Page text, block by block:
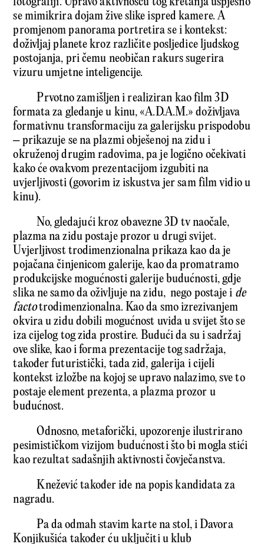
se mimikrira dojam žive slike ispred kamere. A
promjenom panorama portretira se i kontekst:
doživljaj planete kroz različite posljedice ljudskog
postojanja, pri čemu neobičan rakurs sugerira
vizuru umjetne inteligencije.
Prvotno zamišljen i realiziran kao film 3D
formata za gledanje u kinu, «A.D.A.M.» doživljava
formativnu transformaciju za galerijsku prispodobu
– prikazuje se na plazmi obješenoj na zidu i
okruženoj drugim radovima, pa je logično očekivati
kako će ovakvom prezentacijom izgubiti na
uvjerljivosti (govorim iz iskustva jer sam film vidio u
kinu).
No, gledajući kroz obavezne 3D tv naočale,
plazma na zidu postaje prozor u drugi svijet.
Uvjerljivost trodimenzionalna prikaza kao da je
pojačana činjenicom galerije, kao da promatramo
produkcijske mogućnosti galerije budućnosti, gdje
slika ne samo da oživljuje na zidu, nego postaje i de
factotrodimenzionalna. Kao da smo izrezivanjem
okvira u zidu dobili mogućnost uvida u svijet što se
iza cijelog tog zida prostire. Budući da su i sadržaj
ove slike, kao i forma prezentacije tog sadržaja,
također futuristički, tada zid, galerija i cijeli
kontekst izložbe na kojoj se upravo nalazimo, sve to
postaje element prezenta, a plazma prozor u
budućnost.
Odnosno, metaforički, upozorenje ilustrirano
pesimističkom vizijom budućnosti što bi mogla stići
kao rezultat sadašnjih aktivnosti čovječanstva.
Knežević također ide na popis kandidata za
nagradu.
Pa da odmah stavim karte na stol, i Davora
Konjikušića također ću uključiti u klub